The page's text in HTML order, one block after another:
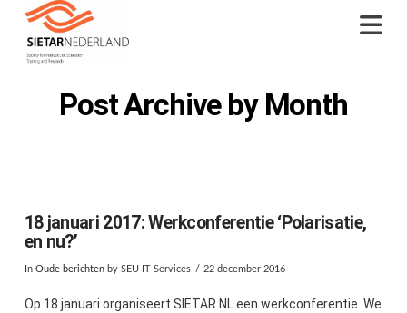
Post Archive by Month
18 januari 2017: Werkconferentie ‘Polarisatie,
en nu?’
In Oude berichtenby SEU IT Services 22 december 2016
Op 18 januari organiseert SIETAR NL een werkconferentie. We